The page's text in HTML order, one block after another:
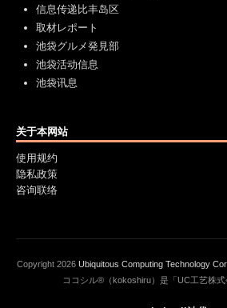
信息传递比丰岛区
取材レポート
池袋グルメ発見部
池袋活动信息
池袋讯息
关于本网站
使用规约
隐私政策
咨询联络
Copyright 2026 Ubiquitous Computing Technology
ココシル®（kokoshiru）是「UC工艺株